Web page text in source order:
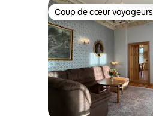
Coup de cœur voyageurs
Coup de cœur voyageurs